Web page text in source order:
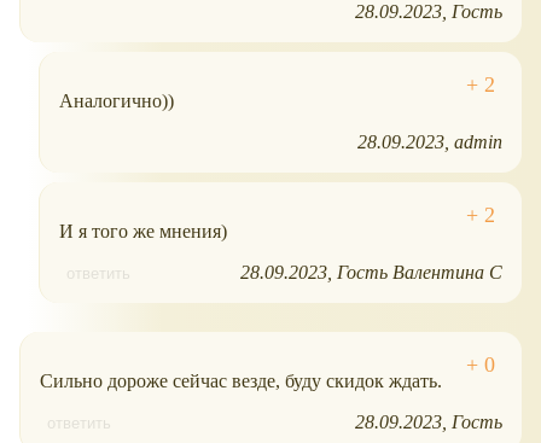
28.09.2023 Гость
Аналогично))
28.09.2023 admin
И я того же мнения)
ответить 28.09.2023 Гость Валентина С
Сильно дороже сейчас везде, буду скидок ждать.
ответить 28.09.2023 Гость